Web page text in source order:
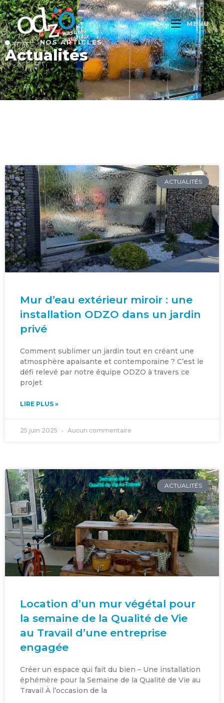
MENU
NOS ARTICLES
Actualités
ACTUALITÉS
Mur d’eau extérieur miroir : une
installation ODZO dans un jardin
privé
Comment sublimer un jardin tout en créant une
atmosphère apaisante et contemporaine ? C’est le
défi relevé par notre équipe ODZO à travers ce
projet
LIRE PLUS »
25 juin 2025 Aucun commentaire
ACTUALITÉS
Location d’un mur végétal pour
la semaine de la Qualité de Vie
au Travail d’une entreprise
engagée
Créer un espace qui fait du bien – Une installation
éphémère pour la Semaine de la Qualité de Vie au
Travail À l’occasion de la